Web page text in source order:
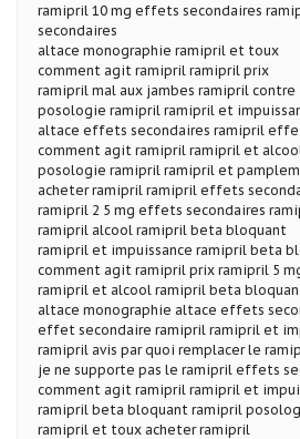
ramipril 10 mg effets secondaires
secondaires
altace monographie ramipril et toux
comment agit ramipril ramipril prix
ramipril mal aux jambes ramipril
posologie ramipril ramipril et
altace effets secondaires ramipril
comment agit ramipril ramipril et
posologie ramipril ramipril et
acheter ramipril ramipril effets
ramipril 2 5 mg effets secondaires
ramipril alcool ramipril beta bloquant
ramipril et impuissance ramipril beta
comment agit ramipril prix ramipril 5
ramipril et alcool ramipril beta
altace monographie altace effets
effet secondaire ramipril ramipril et
ramipril avis par quoi remplacer le
je ne supporte pas le ramipril effets
comment agit ramipril ramipril et
ramipril beta bloquant ramipril
ramipril et toux acheter ramipril